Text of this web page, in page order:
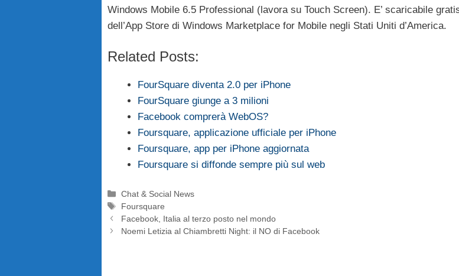
Windows Mobile 6.5 Professional (lavora su Touch Screen). E’ scaricabile
dell’App Store di Windows Marketplace for Mobile negli Stati Uniti d’America.
Related Posts:
FourSquare diventa 2.0 per iPhone
FourSquare giunge a 3 milioni
Facebook comprerà WebOS?
Foursquare, applicazione ufficiale per iPhone
Foursquare, app per iPhone aggiornata
Foursquare si diffonde sempre più sul web
Categorie
Chat & Social News
Tag
Foursquare
Facebook, Italia al terzo posto nel mondo
Noemi Letizia al Chiambretti Night: il NO di Facebook